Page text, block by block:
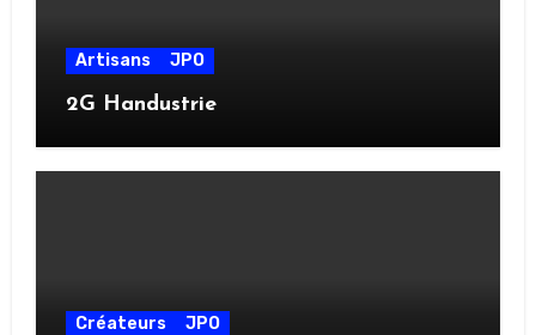
Artisans JPO
2G Handustrie
Créateurs JPO